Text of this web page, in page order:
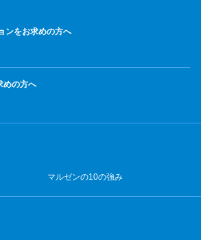
ンをお求めの方へ
めの方へ
マルゼンの10の強み